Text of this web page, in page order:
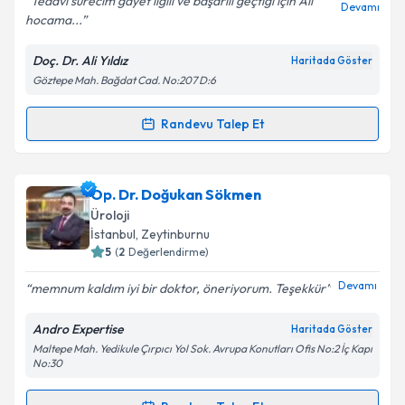
Kişisel verilerimin işlenmesine ilişkin
Aydınlatma
Metni'ni okudum ve kişisel verilerimin belirtilen
kapsamda işlenmesini kabul ediyorum.
hocama...
Devamı
Doç. Dr. Ali Yıldız Haritada Göster
Göztepe Mah. Bağdat Cad. No:207 D:6
Randevu Talep Et
Randevu Takvimi Talebi
Doç. Dr. Ali Yıldıziçin randevu takvimi talebi
oluşturun. Size bu uzmandan randevu almanız için bir
takvim hazırlandığında e-posta ile bilgilendireceğiz.
Kişisel verilerimin işlenmesine ilişkinAydınlatma
kapsamda işlenmesini kabul ediyorum.
Op. Dr. Doğukan Sökmen
Üroloji
İstanbul, Zeytinburnu
5 (2 Değerlendirme)
memnum kaldım iyi bir doktor, öneriyorum. Teşekkür Devamı
Andro Expertise Haritada Göster
Maltepe Mah. Yedikule Çırpıcı Yol Sok. Avrupa Konutları Ofis No:2 İç Kapı
No:30